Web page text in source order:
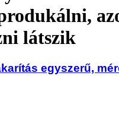
látszik
egyszerű,